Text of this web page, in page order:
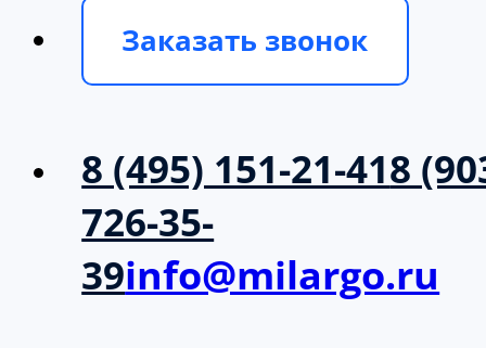
Заказать звонок
8 (495) 151-21-418
726-35-
39info@milargo.ru